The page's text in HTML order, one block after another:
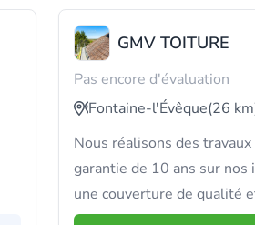
GMV TOITURE
Pas encore d'évaluation
Fontaine-l'Évêque(26
Nous réalisons des
garantie de 10 ans sur nos
une couverture de qualité